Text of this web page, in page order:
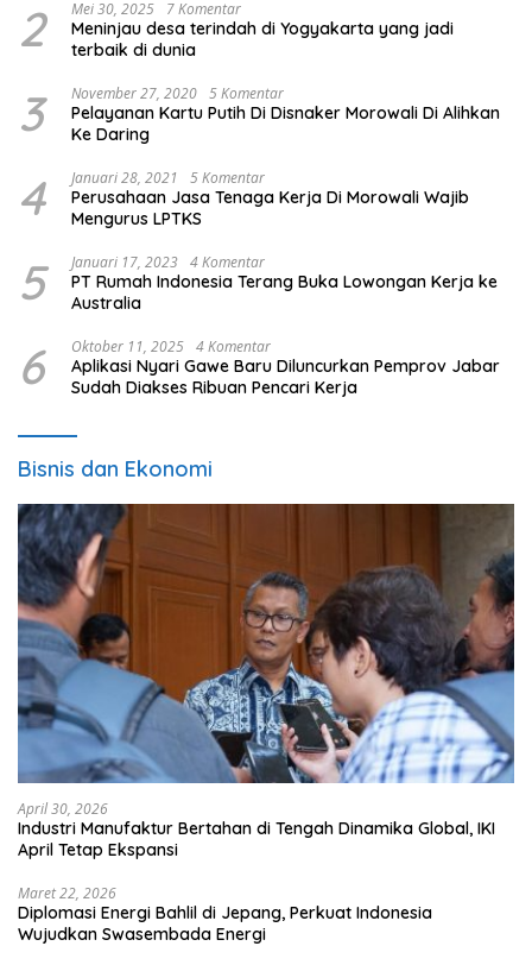
2 Mei 30, 2025 7 Komentar
Meninjau desa terindah di Yogyakarta yang jadi
terbaik di dunia
3 November 27, 2020 5 Komentar
Pelayanan Kartu Putih Di Disnaker Morowali Di Alihkan
Ke Daring
4 Januari 28, 2021 5 Komentar
Perusahaan Jasa Tenaga Kerja Di Morowali Wajib
Mengurus LPTKS
5 Januari 17, 2023 4 Komentar
PT Rumah Indonesia Terang Buka Lowongan Kerja ke
Australia
6 Oktober 11, 2025 4 Komentar
Aplikasi Nyari Gawe Baru Diluncurkan Pemprov Jabar
Sudah Diakses Ribuan Pencari Kerja
Bisnis dan Ekonomi
April 30, 2026
Industri Manufaktur Bertahan di Tengah Dinamika Global, IKI
April Tetap Ekspansi
Maret 22, 2026
Diplomasi Energi Bahlil di Jepang, Perkuat Indonesia
Wujudkan Swasembada Energi